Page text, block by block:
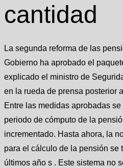
cantidad
La segunda reforma de las
Gobierno ha aprobado el
explicado el ministro de
en la rueda de prensa posterior
Entre las medidas aprobadas
periodo de cómputo de la
incrementado. Hasta ahora, la
para el cálculo de la pensión se
últimos año s . Este sistema no